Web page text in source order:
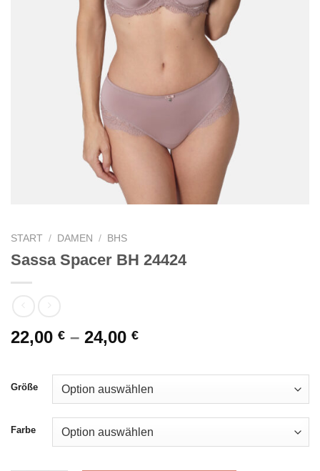
START / DAMEN / BHS
Sassa Spacer BH 24424
22,00 € – 24,00 €
Größe
Farbe